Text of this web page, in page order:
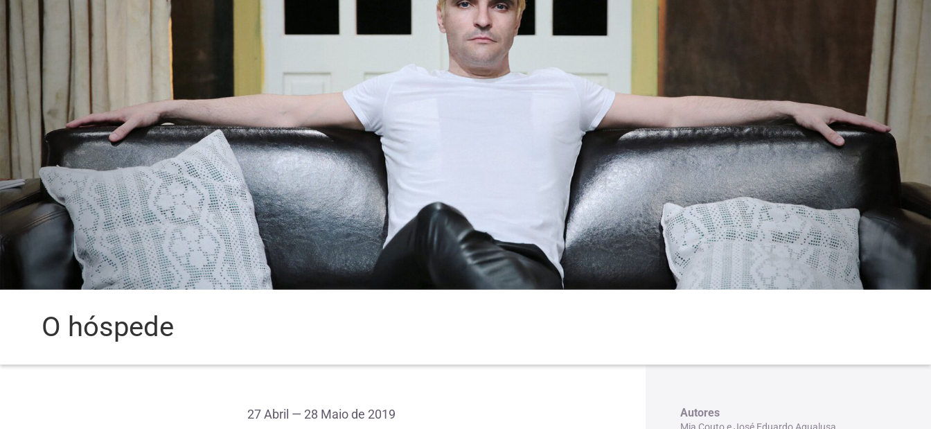
O hóspede
27 Abril — 28 Maio de 2019 Autores
Mia Couto e José Eduardo Agualusa